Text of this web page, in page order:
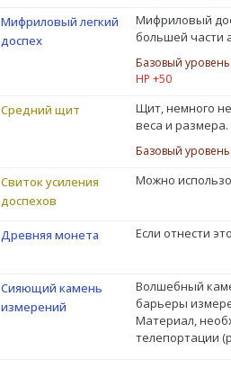
Мифриловый легкий
доспех
Мифриловый
большей части
Базовый
HP +50
Средний щит
Щит, немного
веса и размера.
Базовый
Свиток усиления
доспехов
Можно
Древняя монета Если отнести
Сияющий камень
измерений
Волшебный
барьеры
Материал,
телепортации